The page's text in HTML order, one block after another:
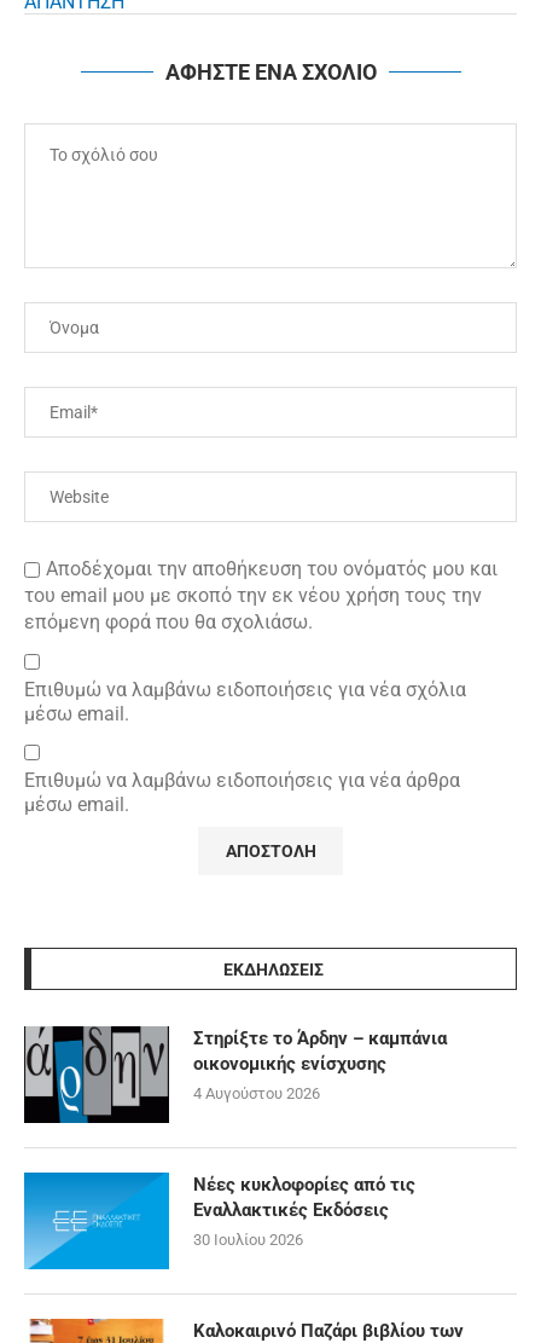
ΑΦΗΣΤΕ ΕΝΑ ΣΧΟΛΙΟ
Αποδέχομαι την αποθήκευση του ονόματός μου και
του email μου με σκοπό την εκ νέου χρήση τους την
επόμενη φορά που θα σχολιάσω.
Επιθυμώ να λαμβάνω ειδοποιήσεις για νέα σχόλια
μέσω email.
Επιθυμώ να λαμβάνω ειδοποιήσεις για νέα άρθρα
μέσω email.
ΕΚΔΗΛΩΣΕΙΣ
Στηρίξτε το Άρδην – καμπάνια
οικονομικής ενίσχυσης
4 Αυγούστου 2026
Νέες κυκλοφορίες από τις
Εναλλακτικές Εκδόσεις
30 Ιουλίου 2026
Καλοκαιρινό Παζάρι βιβλίου των